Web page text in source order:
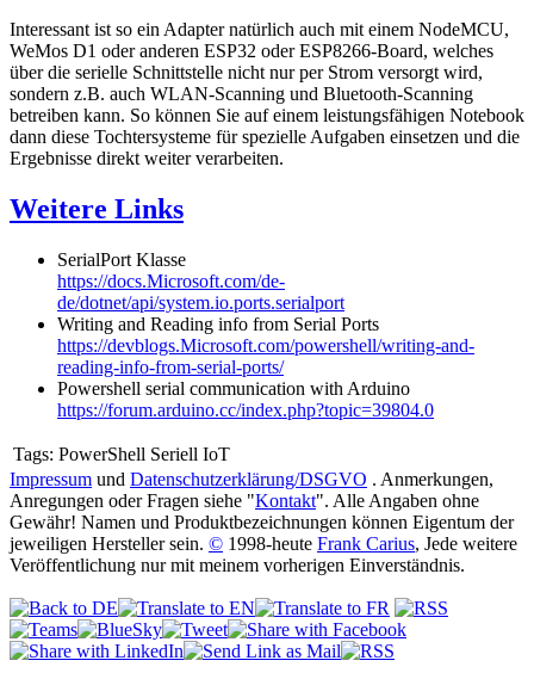
Interessant ist so ein Adapter natürlich auch mit einem NodeMCU,
WeMos D1 oder anderen ESP32 oder ESP8266-Board, welches
über die serielle Schnittstelle nicht nur per Strom versorgt wird,
sondern z.B. auch WLAN-Scanning und Bluetooth-Scanning
betreiben kann. So können Sie auf einem leistungsfähigen Notebook
dann diese Tochtersysteme für spezielle Aufgaben einsetzen und die
Ergebnisse direkt weiter verarbeiten.
Weitere Links
SerialPort Klasse
https://docs.Microsoft.com/de-
de/dotnet/api/system.io.ports.serialport
Writing and Reading info from Serial Ports
https://devblogs.Microsoft.com/powershell/writing-and-
reading-info-from-serial-ports/
Powershell serial communication with Arduino
https://forum.arduino.cc/index.php?topic=39804.0
Tags: PowerShell Seriell IoT
Impressum und Datenschutzerklärung/DSGVO . Anmerkungen,
Anregungen oder Fragen siehe "Kontakt". Alle Angaben ohne
Gewähr! Namen und Produktbezeichnungen können Eigentum der
jeweiligen Hersteller sein. © 1998-heute Frank Carius, Jede weitere
Veröffentlichung nur mit meinem vorherigen Einverständnis.